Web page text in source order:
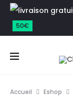
50€
Accueil Eshop